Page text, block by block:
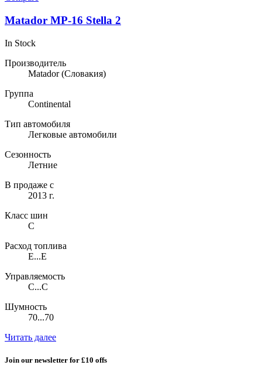
Matador MP-16 Stella 2
In Stock
Производитель
Matador(Словакия)
Группа
Continental
Тип автомобиля
Легковые автомобили
Сезонность
Летние
В продаже с
2013 г.
Класс шин
C
Расход топлива
E...E
Управляемость
C...C
Шумность
70...70
Читать далее
Join our newsletter for £10 offs